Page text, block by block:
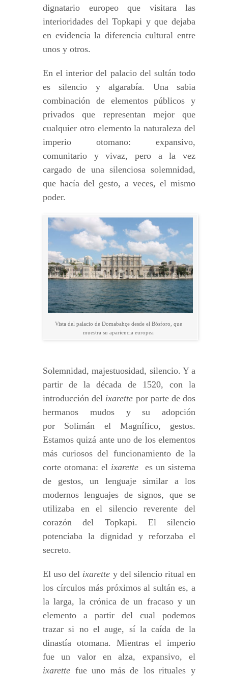
dignatario europeo que visitara las
interioridades del Topkapi y que dejaba
en evidencia la diferencia cultural entre
unos y otros.
En el interior del palacio del sultán todo
es silencio y algarabía. Una sabia
combinación de elementos públicos y
privados que representan mejor que
cualquier otro elemento la naturaleza del
imperio otomano: expansivo,
comunitario y vivaz, pero a la vez
cargado de una silenciosa solemnidad,
que hacía del gesto, a veces, el mismo
poder.
Vista del palacio de Domabahçe desde el Bósforo, que
muestra su apariencia europea
Solemnidad, majestuosidad, silencio. Y a
partir de la década de 1520, con la
introducción del ixarette por parte de dos
hermanos mudos y su adopción
por Solimán el Magnífico, gestos.
Estamos quizá ante uno de los elementos
más curiosos del funcionamiento de la
corte otomana: el ixarette es un sistema
de gestos, un lenguaje similar a los
modernos lenguajes de signos, que se
utilizaba en el silencio reverente del
corazón del Topkapi. El silencio
potenciaba la dignidad y reforzaba el
secreto.
El uso del ixarette y del silencio ritual en
los círculos más próximos al sultán es, a
la larga, la crónica de un fracaso y un
elemento a partir del cual podemos
trazar si no el auge, sí la caída de la
dinastía otomana. Mientras el imperio
fue un valor en alza, expansivo, el
ixarette fue uno más de los rituales y